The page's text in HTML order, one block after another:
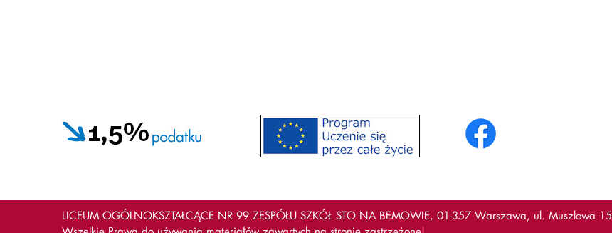
LICEUM OGÓLNOKSZTAŁCĄCE NR 99 ZESPÓŁU SZKÓŁ STO NA BEMOWIE, 01-357 Warszawa, ul. Muszlowa 15